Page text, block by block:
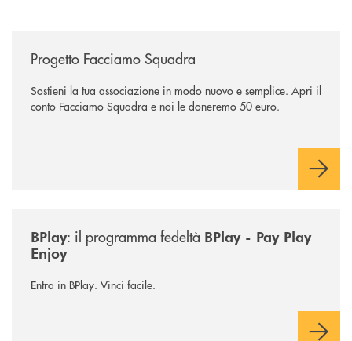
Progetto Facciamo Squadra
Sostieni la tua associazione in modo nuovo e semplice. Apri il
conto Facciamo Squadra e noi le doneremo 50 euro.
BPlay: il programma fedeltà BPlay - Pay Play
Enjoy
Entra in BPlay. Vinci facile.